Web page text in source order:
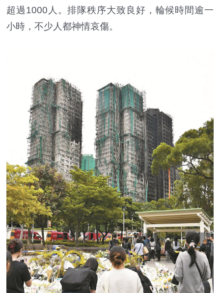
超過1000人。排隊秩序大致良好，輪候時間逾一
小時，不少人都神情哀傷。